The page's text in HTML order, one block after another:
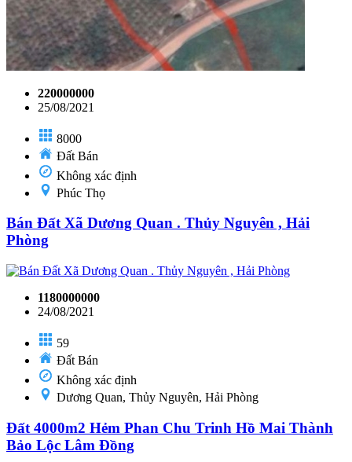
220000000
25/08/2021
8000
Đất Bán
Không xác định
Phúc Thọ
Bán Đất Xã Dương Quan . Thủy Nguyên , Hải
Phòng
1180000000
24/08/2021
59
Đất Bán
Không xác định
Dương Quan, Thủy Nguyên, Hải Phòng
Đất 4000m2 Hẻm Phan Chu Trinh Hồ Mai Thành
Bảo Lộc Lâm Đồng